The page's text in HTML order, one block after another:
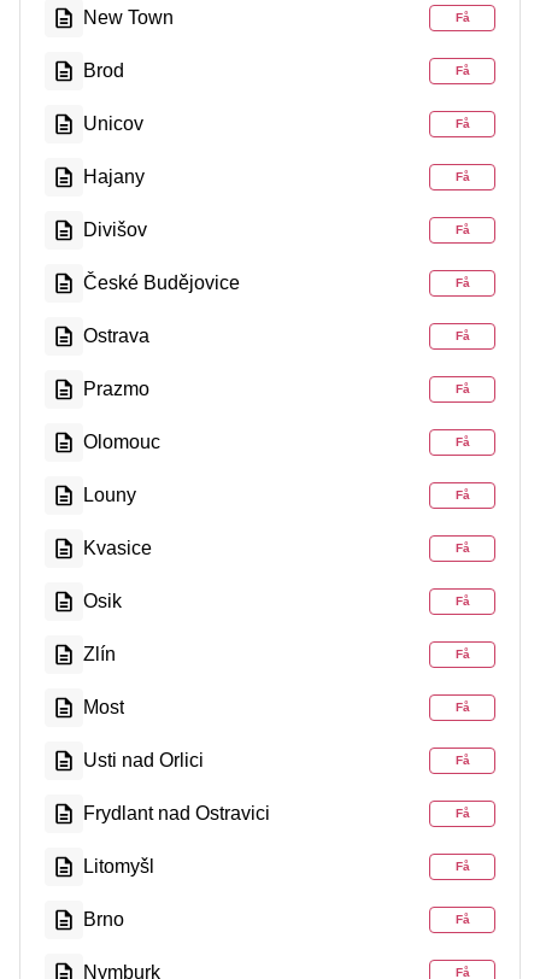
New Town Få
Brod Få
Unicov Få
Hajany Få
Divišov Få
České Budějovice Få
Ostrava Få
Prazmo Få
Olomouc Få
Louny Få
Kvasice Få
Osik Få
Zlín Få
Most Få
Usti nad Orlici Få
Frydlant nad Ostravici Få
Litomyšl Få
Brno Få
Nymburk Få